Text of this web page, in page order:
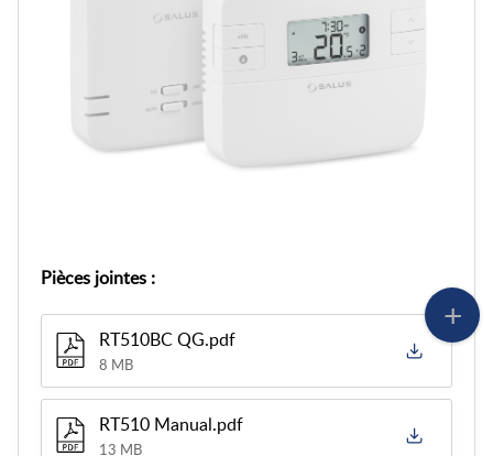
Pièces jointes :
RT510BC QG.pdf
8 MB
RT510 Manual.pdf
13 MB